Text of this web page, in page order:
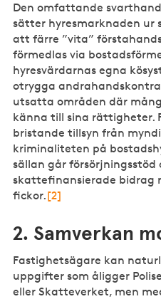
Den omfattande
sätter hyresmarknaden ur
att färre ”vita”
förmedlas via
hyresvärdarnas egna
otrygga
utsatta områden där
känna till sina rättigheter.
bristande tillsyn från
kriminaliteten på
sällan går försörjningsstöd
skattefinansierade bidrag
fickor.[2]
2. Samverkan
Fastighetsägare kan
uppgifter som åligger
eller Skatteverket, men